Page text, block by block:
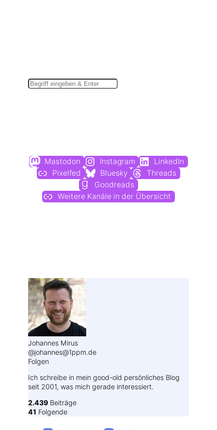
Mastodon Instagram
LinkedIn
Pixelfed
Bluesky
Threads
Goodreads
Weitere Kanäle in der Übersicht
Johannes Mirus
@johannes@1ppm.de
Folgen
Ich schreibe in mein good-old persönliches Blog
seit 2001, was mich gerade interessiert.
2.439 Beiträge
41 Folgende